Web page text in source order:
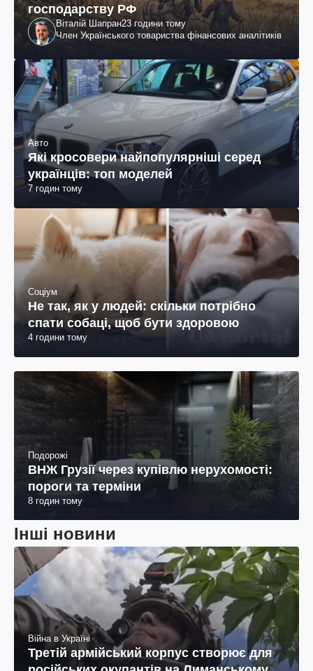
господарству РФ
Віталій Шапран23 години тому
Член Українського товариства фінансових аналітиків
Авто
Які кросовери найпопулярніші серед
українців: топ моделей
7 годин тому
Соціум
Не так, як у людей: скільки потрібно
спати собаці, щоб бути здоровою
4 години тому
Подорожі
ВНЖ Грузії через купівлю нерухомості:
пороги та терміни
8 годин тому
Інші новини
Війна в Україні
Третій армійський корпус створює для